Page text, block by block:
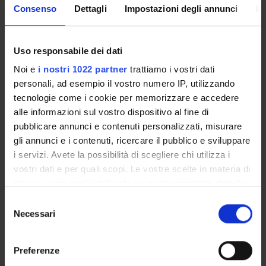
Consenso Dettagli Impostazioni degli annunci
Uso responsabile dei dati
Noi e i nostri 1022 partner trattiamo i vostri dati
personali, ad esempio il vostro numero IP, utilizzando
tecnologie come i cookie per memorizzare e accedere
alle informazioni sul vostro dispositivo al fine di
pubblicare annunci e contenuti personalizzati, misurare
gli annunci e i contenuti, ricercare il pubblico e sviluppare
i servizi. Avete la possibilità di scegliere chi utilizza i
vostri dati e per quali scopi. Le vostre scelte in materia di
modificare o revocare il proprio consenso in qualsiasi
momento dalla Dichiarazione sui cookie o facendo clic
delNecessari
Preferenze
immunoistochimiche, biochimiche e proteomiche funzionali
al fine di evidenziare eventuali differenze significative tra i
due Gruppi.
SPONSORS:
Fondazione Cariverona
assigned and managed by the department
Syllabus:ENTI.RIC - Finanziamento da enti vari per la
ricerca